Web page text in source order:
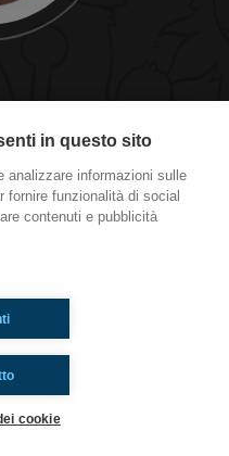
di calcio e la Serie
o contro lo sport?
in questo sito
analizzare informazioni sulle
funzionalità di social
contenuti e pubblicità
cookie